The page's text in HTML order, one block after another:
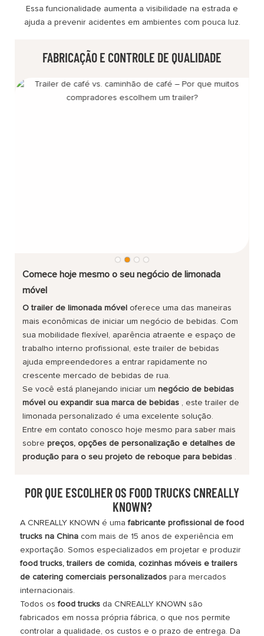
Essa funcionalidade aumenta a visibilidade na estrada e
ajuda a prevenir acidentes em ambientes com pouca luz.
FABRICAÇÃO E CONTROLE DE QUALIDADE
Comece hoje mesmo o seu negócio de limonada
móvel
O trailer de limonada móvel oferece uma das maneiras
mais econômicas de iniciar um negócio de bebidas. Com
sua mobilidade flexível, aparência atraente e espaço de
trabalho interno profissional, este trailer de bebidas
ajuda empreendedores a entrar rapidamente no
crescente mercado de bebidas de rua.
Se você está planejando iniciar umnegócio de bebidas
móvel ou expandir sua marca de bebidas , este trailer de
limonada personalizado é uma excelente solução.
Entre em contato conosco hoje mesmo para saber mais
sobrepreços, opções de personalização e detalhes de
produção para o seu projeto de reboque para bebidas .
POR QUE ESCOLHER OS FOOD TRUCKS CNREALLY
KNOWN?
A CNREALLY KNOWN é umafabricante profissional de food
trucks na Chinacom mais de 15 anos de experiência em
exportação. Somos especializados em projetar e produzir
food trucks, trailers de comida, cozinhas móveis e trailers
de catering comerciais personalizadospara mercados
internacionais.
Todos osfood trucksda CNREALLY KNOWN são
fabricados em nossa própria fábrica, o que nos permite
controlar a qualidade, os custos e o prazo de entrega. Da